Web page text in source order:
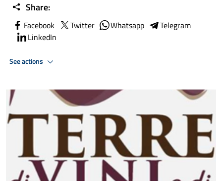
Share:
Facebook Twitter Whatsapp
Telegram
LinkedIn
See actions